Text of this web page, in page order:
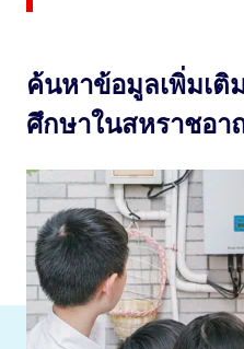
ค้นหาข้อมูลเพิ่มเติ
ศึกษาในสหราชอา